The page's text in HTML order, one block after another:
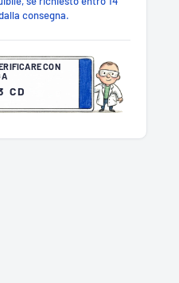
consegna.
CON
CD